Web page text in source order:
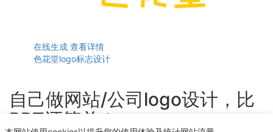
在线生成 查看详情
色花堂logo标志设计
自己做网站/公司logo设计，比
PPT还简单！